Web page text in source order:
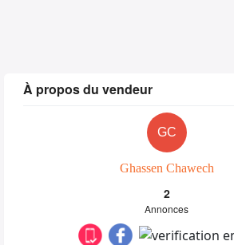
À propos du vendeur
GC
Ghassen Chawech
2
Annonces